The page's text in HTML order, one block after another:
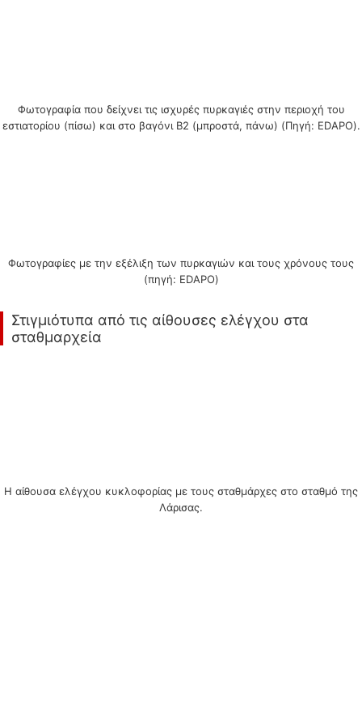
Φωτογραφία που δείχνει τις ισχυρές πυρκαγιές στην περιοχή του
εστιατορίου (πίσω) και στο βαγόνι Β2 (μπροστά, πάνω) (Πηγή: EDAPO).
Φωτογραφίες με την εξέλιξη των πυρκαγιών και τους χρόνους τους
(πηγή: EDAPO)
Στιγμιότυπα από τις αίθουσες ελέγχου στα
σταθμαρχεία
Η αίθουσα ελέγχου κυκλοφορίας με τους σταθμάρχες στο σταθμό της
Λάρισας.